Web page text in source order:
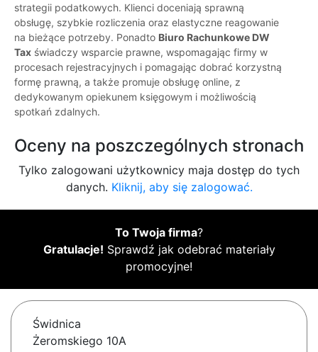
strategii podatkowych. Klienci doceniają sprawną
obsługę, szybkie rozliczenia oraz elastyczne reagowanie
na bieżące potrzeby. Ponadto Biuro Rachunkowe DW
Tax świadczy wsparcie prawne, wspomagając firmy w
procesach rejestracyjnych i pomagając dobrać korzystną
formę prawną, a także promuje obsługę online, z
dedykowanym opiekunem księgowym i możliwością
spotkań zdalnych.
Oceny na poszczególnych stronach
Tylko zalogowani użytkownicy maja dostęp do tych
danych. Kliknij, aby się zalogować.
To Twoja firma?
Gratulacje! Sprawdź jak odebrać materiały
promocyjne!
Świdnica
Żeromskiego 10A